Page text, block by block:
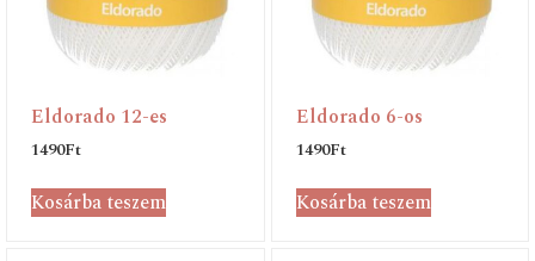
Eldorado 12-es
1490Ft
Kosárba teszem
Eldorado 6-os
1490Ft
Kosárba teszem